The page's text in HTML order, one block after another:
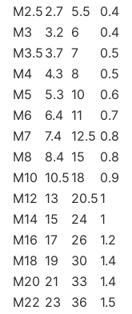
M2.5 2.7 5.5
0.4
M3
3.2 6
0.4
М3.5 3.7 7
0.5
M4
4.3 8
0.5
M5
5.3 10
0.6
M6
6.4 11
0.7
М7
7.4 12.5 0.8
M8
8.4 15
0.8
M10 10.5 18
0.9
M12 13 20.5 1
M14 15 24
1
M16 17 26
1.2
М18 19 30
1.4
M20 21 33
1.4
М22 23 36
1.5